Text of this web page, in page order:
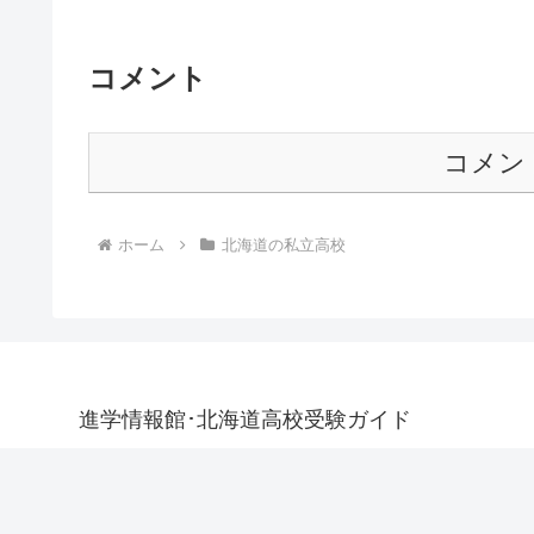
コメント
コメン
ホーム 北海道の私立高校
進学情報館･北海道高校受験ガイド